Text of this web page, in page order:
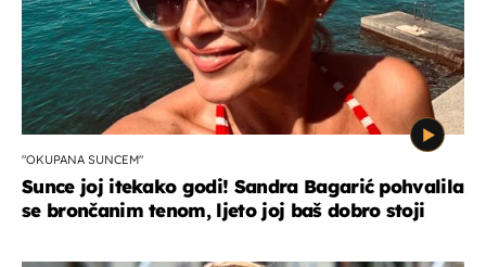
"OKUPANA SUNCEM"
Sunce joj itekako godi! Sandra Bagarić pohvalila
se brončanim tenom, ljeto joj baš dobro stoji